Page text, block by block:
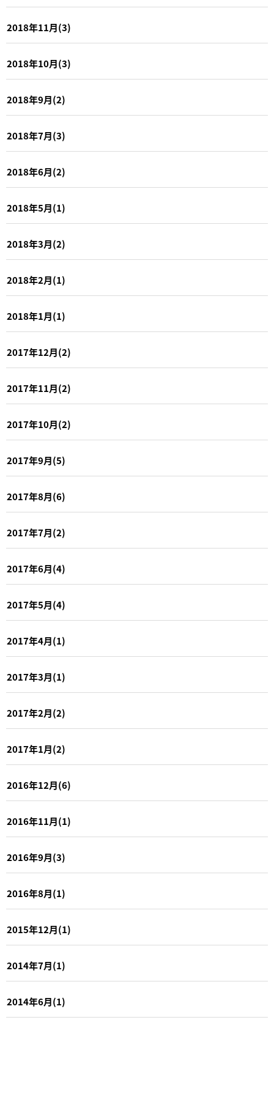
2018年11月(3)
2018年10月(3)
2018年9月(2)
2018年7月(3)
2018年6月(2)
2018年5月(1)
2018年3月(2)
2018年2月(1)
2018年1月(1)
2017年12月(2)
2017年11月(2)
2017年10月(2)
2017年9月(5)
2017年8月(6)
2017年7月(2)
2017年6月(4)
2017年5月(4)
2017年4月(1)
2017年3月(1)
2017年2月(2)
2017年1月(2)
2016年12月(6)
2016年11月(1)
2016年9月(3)
2016年8月(1)
2015年12月(1)
2014年7月(1)
2014年6月(1)